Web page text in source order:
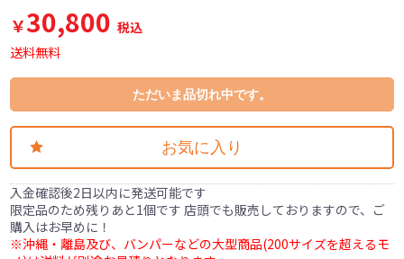
￥30,800 税込
送料無料
ただいま品切れ中です。
お気に入り
入金確認後2日以内に発送可能です
限定品のため残りあと1個です 店頭でも販売しておりますので、ご
購入はお早めに！
※沖縄・離島及び、バンパーなどの大型商品(200サイズを超えるモ